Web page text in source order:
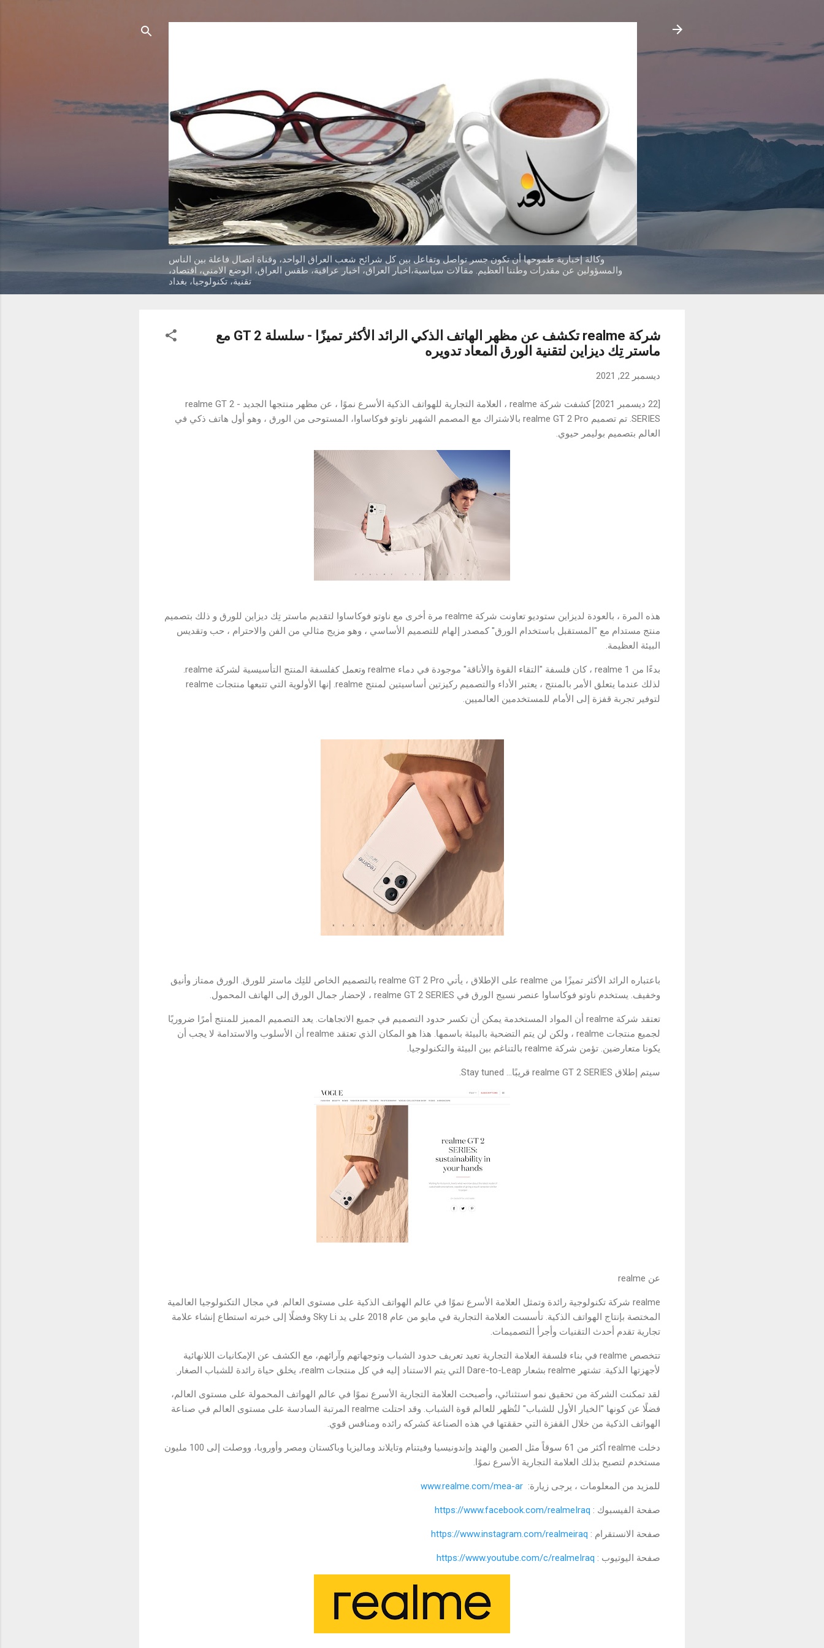
وكالة إخبارية طموحها أن تكون جسر تواصل وتفاعل بين كل شرائح شعب العراق الواحد، وقناة اتصال فاعلة بين الناس
والمسؤولين عن مقدرات وطننا العظيم. مقالات سياسية،اخبار العراق، اخبار عراقية، طقس العراق، الوضع الامني، اقتصاد،
تقنية، تكنولوجيا، بغداد
شركة realme تكشف عن مظهر الهاتف الذكي الرائد الأكثر تميزًا - سلسلة GT 2 مع
ماستر تِك ديزاين لتقنية الورق المعاد تدويره
ديسمبر 22, 2021
[22 ديسمبر 2021] كشفت شركة realme ، العلامة التجارية للهواتف الذكية الأسرع نموًا ، عن مظهر منتجها الجديد - realme GT 2
SERIES. تم تصميم realme GT 2 Pro بالاشتراك مع المصمم الشهير ناوتو فوكاساوا، المستوحى من الورق ، وهو أول هاتف ذكي في
العالم بتصميم بوليمر حيوي.
هذه المرة ، بالعودة لديزاين ستوديو تعاونت شركة realme مرة أخرى مع ناوتو فوكاساوا لتقديم ماستر تِك ديزاين للورق و ذلك بتصميم
منتج مستدام مع "المستقبل باستخدام الورق" كمصدر إلهام للتصميم الأساسي ، وهو مزيج مثالي من الفن والاحترام ، حب وتقديس
البيئة العظيمة.
بدءًا من realme 1 ، كان فلسفة "التقاء القوة والأناقة" موجودة في دماء realme وتعمل كفلسفة المنتج التأسيسية لشركة realme.
لذلك عندما يتعلق الأمر بالمنتج ، يعتبر الأداء والتصميم ركيزتين أساسيتين لمنتج realme. إنها الأولوية التي تتبعها منتجات realme
لتوفير تجربة قفزة إلى الأمام للمستخدمين العالميين.
باعتباره الرائد الأكثر تميزًا من realme على الإطلاق ، يأتي realme GT 2 Pro بالتصميم الخاص للتِك ماستر للورق. الورق ممتاز وأنيق
وخفيف. يستخدم ناوتو فوكاساوا عنصر نسيج الورق في realme GT 2 SERIES ، لإحضار جمال الورق إلى الهاتف المحمول.
تعتقد شركة realme أن المواد المستخدمة يمكن أن تكسر حدود التصميم في جميع الاتجاهات. يعد التصميم المميز للمنتج أمرًا ضروريًا
لجميع منتجات realme ، ولكن لن يتم التضحية بالبيئة باسمها. هذا هو المكان الذي تعتقد realme أن الأسلوب والاستدامة لا يجب أن
يكونا متعارضين. تؤمن شركة realme بالتناغم بين البيئة والتكنولوجيا.
سيتم إطلاق realme GT 2 SERIES قريبًا... Stay tuned.
عن realme
realme شركة تكنولوجية رائدة وتمثل العلامة الأسرع نموًا في عالم الهواتف الذكية على مستوى العالم. في مجال التكنولوجيا العالمية
المختصة بإنتاج الهواتف الذكية. تأسست العلامة التجارية في مايو من عام 2018 على يد Sky Li وفضلًا إلى خبرته استطاع إنشاء علامة
تجارية تقدم أحدث التقنيات وأجرأ التصميمات.
تتخصص realme في بناء فلسفة العلامة التجارية تعيد تعريف حدود الشباب وتوجهاتهم وآرائهم، مع الكشف عن الإمكانيات اللانهائية
لأجهزتها الذكية. تشتهر realme بشعار Dare-to-Leap التي يتم الاستناد إليه في كل منتجات realm، يخلق حياة رائدة للشباب الصغار.
لقد تمكنت الشركة من تحقيق نمو استثنائي، وأصبحت العلامة التجارية الأسرع نموًا في عالم الهواتف المحمولة على مستوى العالم،
فضلًا عن كونها "الخيار الأول للشباب" لتُظهر للعالم قوة الشباب. وقد احتلت realme المرتبة السادسة على مستوى العالم في صناعة
الهواتف الذكية من خلال القفزة التي حققتها في هذه الصناعة كشركه رائده ومنافس قوي.
دخلت realme أكثر من 61 سوقاً مثل الصين والهند وإندونيسيا وفيتنام وتايلاند وماليزيا وباكستان ومصر وأوروبا، ووصلت إلى 100 مليون
مستخدم لتصبح بذلك العلامة التجارية الأسرع نموًا.
للمزيد من المعلومات ، يرجى زيارة: www.realme.com/mea-ar
صفحة الفيسبوك : https://www.facebook.com/realmeIraq
صفحة الانستقرام : https://www.instagram.com/realmeiraq
صفحة اليوتيوب : https://www.youtube.com/c/realmeIraq